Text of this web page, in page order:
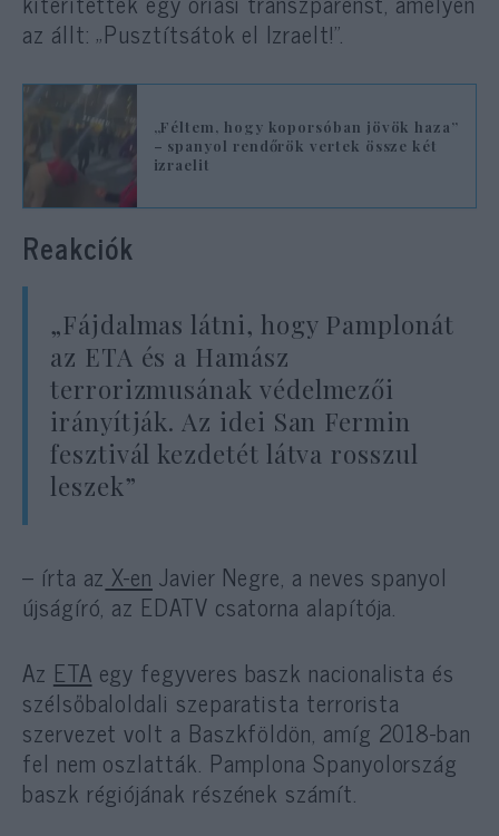
az állt: „Pusztítsátok el Izraelt!”.
„Féltem, hogy koporsóban jövök haza”
– spanyol rendőrök vertek össze két
izraelit
Reakciók
„Fájdalmas látni, hogy Pamplonát
az ETA és a Hamász
terrorizmusának védelmezői
irányítják. Az idei San Fermin
fesztivál kezdetét látva rosszul
leszek”
– írta az X-en Javier Negre, a neves spanyol
újságíró, az EDATV csatorna alapítója.
Az ETA egy fegyveres baszk nacionalista és
szélsőbaloldali szeparatista terrorista
szervezet volt a Baszkföldön, amíg 2018-ban
fel nem oszlatták. Pamplona Spanyolország
baszk régiójának részének számít.